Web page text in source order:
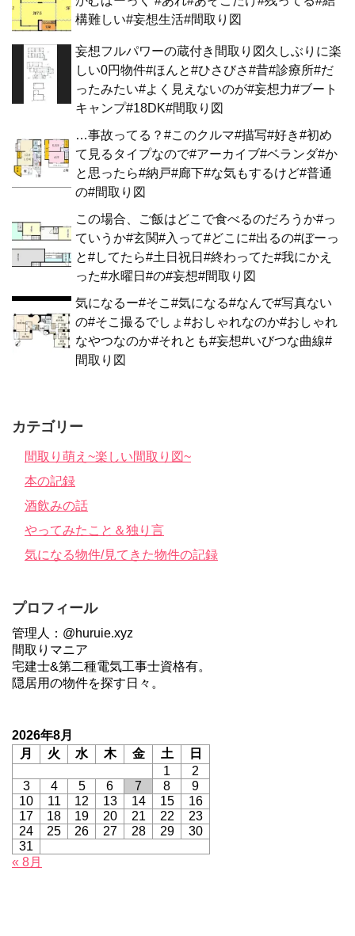
構難しい#妄想生活#間取り図
妄想フルパワーの蔵付き間取り図久しぶりに楽
しい0円物件#ほんと#ひさびさ#昔#診療所#だ
ったみたい#よく見えないのが#妄想力#ブート
キャンプ#18DK#間取り図
…事故ってる？#このクルマ#描写#好き#初め
て見るタイプなので#アーカイブ#ベランダ#か
と思ったら#納戸#廊下#な気もするけど#普通
の#間取り図
この場合、ご飯はどこで食べるのだろうか#っ
ていうか#玄関#入って#どこに#出るの#ぼーっ
と#してたら#土日祝日#終わってた#我にかえ
った#水曜日#の#妄想#間取り図
気になるー#そこ#気になる#なんで#写真ない
の#そこ撮るでしょ#おしゃれなのか#おしゃれ
なやつなのか#それとも#妄想#いびつな曲線#
間取り図
カテゴリー
間取り萌え~楽しい間取り図~
本の記録
酒飲みの話
やってみたこと＆独り言
気になる物件/見てきた物件の記録
プロフィール
管理人：@huruie.xyz
間取りマニア
宅建士&第二種電気工事士資格有。
隠居用の物件を探す日々。
2026年8月
月
火 水 木 金 土
日
1
2
3
4 5 6 7 8
9
10
11 12 13 14 15
16
17
18 19 20 21 22
23
24
25 26 27 28 29
30
31
« 8月